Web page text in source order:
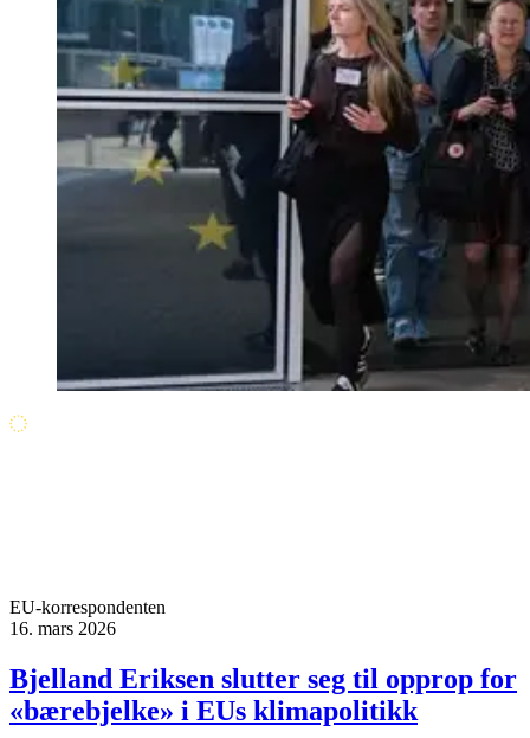
EU-korrespondenten
16. mars 2026
Bjelland Eriksen slutter seg til opprop for
«bærebjelke» i EUs klimapolitikk